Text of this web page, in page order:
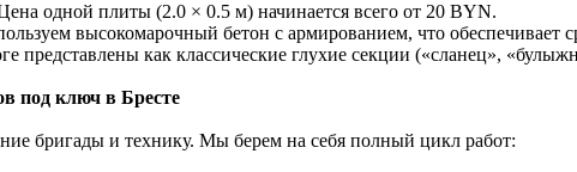
одной плиты (2.0 × 0.5 м) начинается всего от 20 BYN.
высокомарочный бетон с армированием, что обеспечивает
представлены как классические глухие секции («сланец»,
под ключ в Бресте
бригады и технику. Мы берем на себя полный цикл работ: